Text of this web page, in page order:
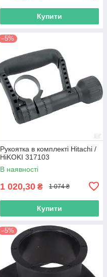
Купити
–5%
Рукоятка в комплекті Hitachi /
HiKOKI 317103
В наявності
1 020,30 ₴ 1 074 ₴
Купити
–5%